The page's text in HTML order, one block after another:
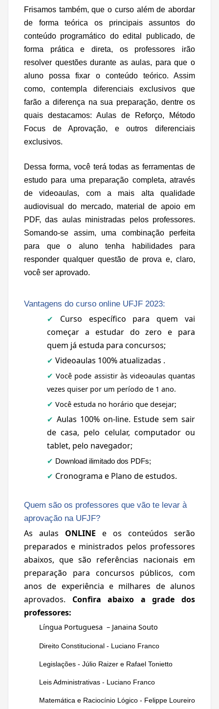
Frisamos também, que o curso além de abordar
de forma teórica os principais assuntos do
conteúdo programático do edital publicado, de
forma prática e direta, os professores irão
resolver questões durante as aulas, para que o
aluno possa fixar o conteúdo teórico. Assim
como, contempla diferenciais exclusivos que
farão a diferença na sua preparação, dentre os
quais destacamos: Aulas de Reforço, Método
Focus de Aprovação, e outros diferenciais
exclusivos.
Dessa forma, você terá todas as ferramentas de
estudo para uma preparação completa, através
de videoaulas, com a mais alta qualidade
audiovisual do mercado, material de apoio em
PDF, das aulas ministradas pelos professores.
Somando-se assim, uma combinação perfeita
para que o aluno tenha habilidades para
responder qualquer questão de prova e, claro,
você ser aprovado.
Vantagens do curso online UFJF 2023:
✔
Curso específico para quem vai
começar a estudar do zero e para
quem já estuda para concursos;
✔ Videoaulas 100% atualizadas .
✔ Você pode assistir às videoaulas quantas
vezes quiser por um período de 1 ano.
✔ Você estuda no horário que desejar;
✔ Aulas 100% on-line. Estudesem sair
de casa, pelo celular, computador ou
tablet, pelo navegador;
✔ Download ilimitado dos PDFs;
✔ Cronograma e Plano de estudos.
Quem são os professores que vão te levar à
aprovação na UFJF?
As aulas ONLINE e os conteúdos serão
preparados e ministrados pelos professores
abaixos, que são referências nacionais em
preparação para concursos públicos, com
anos de experiência e milhares de alunos
aprovados. Confira abaixo a grade dos
professores:
Língua Portuguesa – Janaina Souto
Direito Constitucional - Luciano Franco
Legislações - Júlio Raizer e Rafael Tonietto
Leis Administrativas - Luciano Franco
Matemática e Raciocínio Lógico - Felippe Loureiro